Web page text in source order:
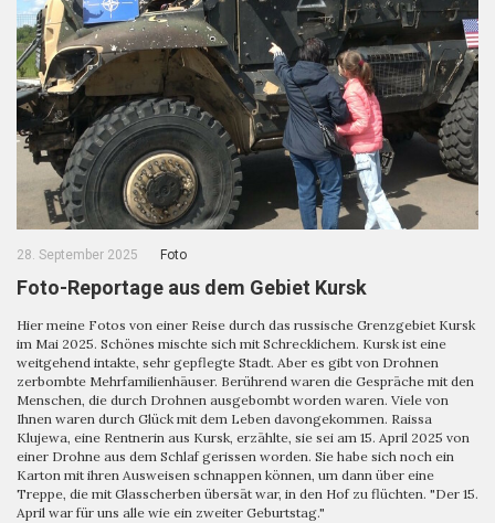
28. September 2025 Foto
Foto-Reportage aus dem Gebiet Kursk
Hier meine Fotos von einer Reise durch das russische Grenzgebiet Kursk
im Mai 2025. Schönes mischte sich mit Schrecklichem. Kursk ist eine
weitgehend intakte, sehr gepflegte Stadt. Aber es gibt von Drohnen
zerbombte Mehrfamilienhäuser. Berührend waren die Gespräche mit den
Menschen, die durch Drohnen ausgebombt worden waren. Viele von
Ihnen waren durch Glück mit dem Leben davongekommen. Raissa
Klujewa, eine Rentnerin aus Kursk, erzählte, sie sei am 15. April 2025 von
einer Drohne aus dem Schlaf gerissen worden. Sie habe sich noch ein
Karton mit ihren Ausweisen schnappen können, um dann über eine
Treppe, die mit Glasscherben übersät war, in den Hof zu flüchten. "Der 15.
April war für uns alle wie ein zweiter Geburtstag."